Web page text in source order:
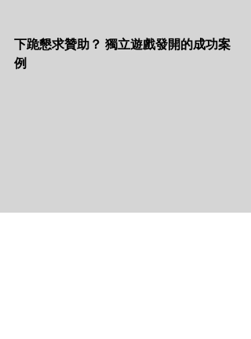
下跪懇求贊助？ 獨立遊戲發開的成功案
例